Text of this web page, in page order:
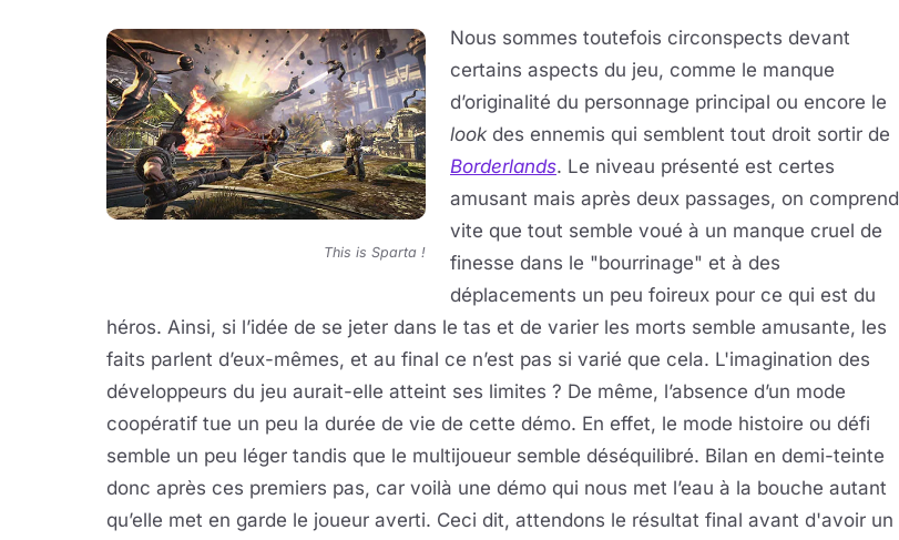
This is Sparta !
Nous sommes toutefois circonspects devant
certains aspects du jeu, comme le manque
d’originalité du personnage principal ou encore le
look des ennemis qui semblent tout droit sortir de
Borderlands. Le niveau présenté est certes
amusant mais après deux passages, on comprend
vite que tout semble voué à un manque cruel de
finesse dans le "bourrinage" et à des
déplacements un peu foireux pour ce qui est du
héros. Ainsi, si l’idée de se jeter dans le tas et de varier les morts semble amusante, les
faits parlent d’eux-mêmes, et au final ce n’est pas si varié que cela. L'imagination des
développeurs du jeu aurait-elle atteint ses limites ? De même, l’absence d’un mode
coopératif tue un peu la durée de vie de cette démo. En effet, le mode histoire ou défi
semble un peu léger tandis que le multijoueur semble déséquilibré. Bilan en demi-teinte
donc après ces premiers pas, car voilà une démo qui nous met l’eau à la bouche autant
qu’elle met en garde le joueur averti. Ceci dit, attendons le résultat final avant d'avoir un